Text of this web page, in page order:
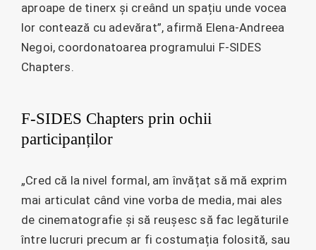
aproape de tinerx și creând un spațiu unde vocea
lor contează cu adevărat”, afirmă Elena-Andreea
Negoi, coordonatoarea programului F-SIDES
Chapters.
F-SIDES Chapters prin ochii
participanților
„Cred că la nivel formal, am învățat să mă exprim
mai articulat când vine vorba de media, mai ales
de cinematografie și să reușesc să fac legăturile
între lucruri precum ar fi costumația folosită, sau